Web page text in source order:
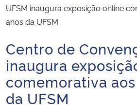
Ministério da Economia
Ministério da Infraestrutura
Ministério da Agricultura, Pecuária e
Ministério da Educação
UFSM inaugura exposição online
anos da UFSM
Início do conteúdo
Centro de
inaugura
comemorativa
da UFSM